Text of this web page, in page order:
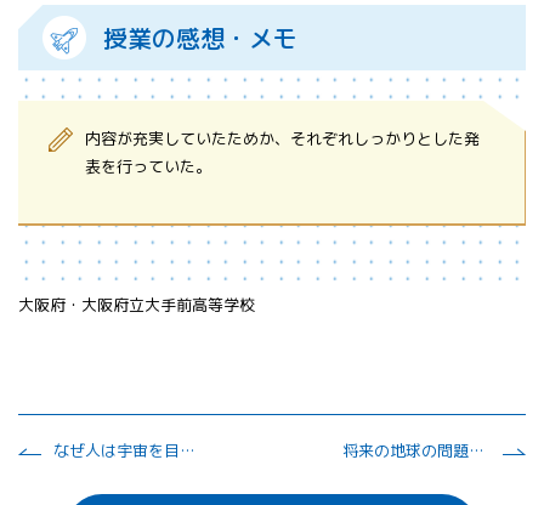
授業の感想・メモ
内容が充実していたためか、それぞれしっかりとした発
表を行っていた。
大阪府・大阪府立大手前高等学校
なぜ人は宇宙を目指すのか 将来の地球の問題と宇宙太陽光発電